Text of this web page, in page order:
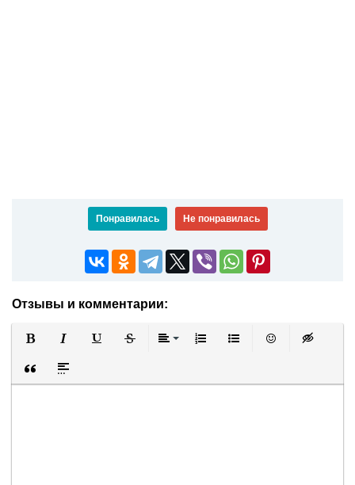
Понравилась Не понравилась
Отзывы и комментарии:
Вставка цитаты
Вставка спойлера